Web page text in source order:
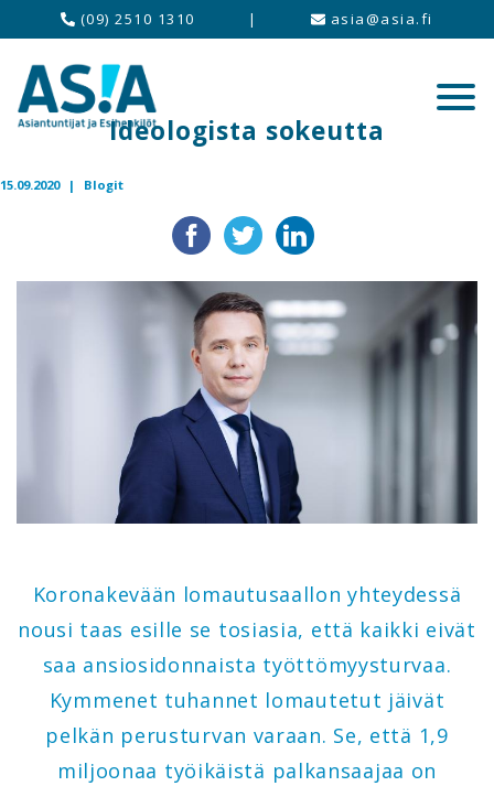
(09) 2510 1310 | asia@asia.fi
Ideologista sokeutta
15.09.2020 | Blogit
Koronakevään lomautusaallon yhteydessä
nousi taas esille se tosiasia, että kaikki eivät
saa ansiosidonnaista työttömyysturvaa.
Kymmenet tuhannet lomautetut jäivät
pelkän perusturvan varaan. Se, että 1,9
miljoonaa työikäistä palkansaajaa on